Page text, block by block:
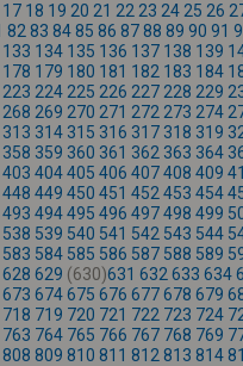
17 18 19 20 21 22 23 24 25 26
82 83 8485 86 8788 89 90 91
133 134 135 136 137 138 139
178 179 180 181 182 183 184
223 224 225 226 227 228 229
268 269 270 271 272 273 274
313 314 315 316 317 318 319
358 359 360 361 362 363 364
403 404405 406 407408 409
448 449 450 451 452 453 454
493 494495 496 497498 499
538 539 540 541 542 543 544
583 584 585 586 587 588 589
628 629 (630)631 632 633 634
673 674675 676 677678 679
718 719 720 721 722 723 724
763 764 765 766 767 768 769
808 809 810 811 812 813 814